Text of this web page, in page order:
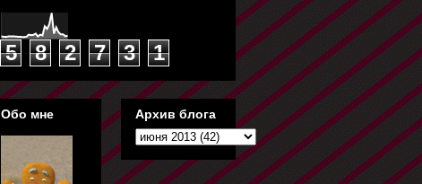
5 8 2 7 3 1
Обо мне Архив блога